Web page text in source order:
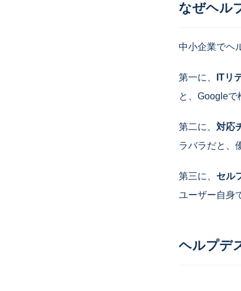
なぜヘル
中小企業でヘ
第一に、 ITリ
と、Googleで
第二に、 対応
ラバラだと、
第三に、 セル
ユーザー自身
ヘルプデ